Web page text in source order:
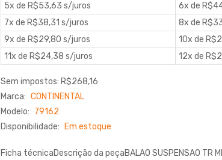
5x de R$53,63 s/juros
6x de
7x de R$38,31 s/juros
8x de
9x de R$29,80 s/juros
10x de
11x de R$24,38 s/juros
12x de
Sem impostos: R$268,16
Marca: CONTINENTAL
Modelo: 79162
Disponibilidade:
Em estoque
Ficha técnicaDescrição da peçaBALAO SUSPENSAO TR